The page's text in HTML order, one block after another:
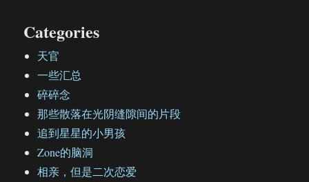
Categories
天官
一些汇总
碎碎念
那些散落在光阴缝隙间的片段
追到星星的小男孩
Zone的脑洞
相亲，但是二次恋爱